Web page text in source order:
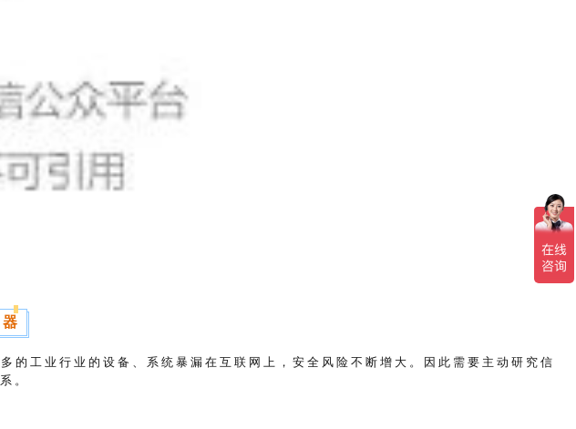
器
多 的 工 业 行 业 的 设 备 、 系 统 暴 漏 在 互 联 网 上 ， 安 全 风 险 不 断 增 大 。 因 此 需 要 主 动 研 究 信
系 。